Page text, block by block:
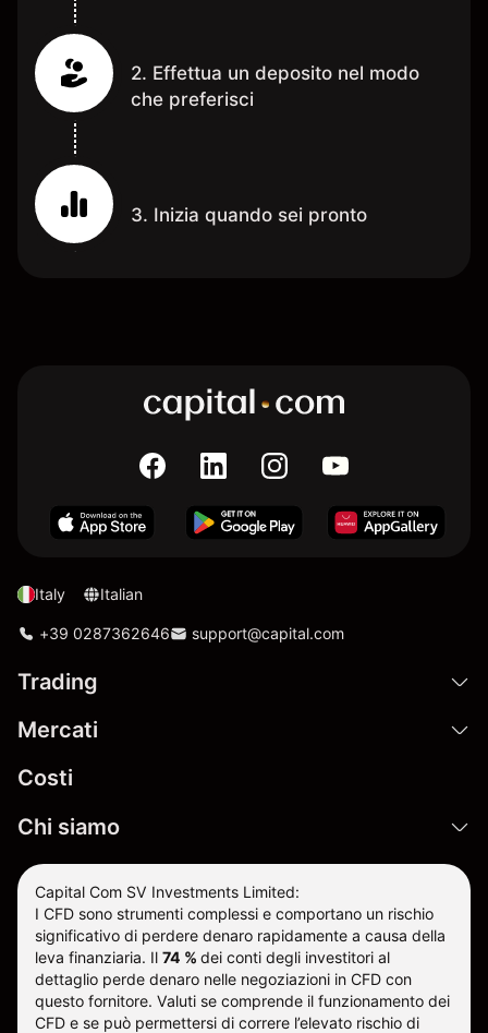
2. Effettua un deposito nel modo
che preferisci
3. Inizia quando sei pronto
Italy Italian
+39 0287362646 support@capital.com
Trading
Mercati
Costi
Chi siamo
Capital Com SV Investments Limited:
I CFD sono strumenti complessi e comportano un rischio
significativo di perdere denaro rapidamente a causa della
leva finanziaria. Il 74 % dei conti degli investitori al
dettaglio perde denaro nelle negoziazioni in CFD con
questo fornitore. Valuti se comprende il funzionamento dei
CFD e se può permettersi di correre l’elevato rischio di